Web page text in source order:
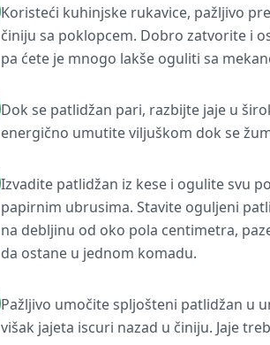
Koristeći kuhinjske rukavice, pažljivo
činiju sa poklopcem. Dobro zatvorite i
pa ćete je mnogo lakše oguliti sa
Dok se patlidžan pari, razbijte jaje u
energično umutite viljuškom dok se
Izvadite patlidžan iz kese i ogulite svu
papirnim ubrusima. Stavite oguljeni
na debljinu od oko pola centimetra,
da ostane u jednom komadu.
Pažljivo umočite spljošteni patlidžan u
višak jajeta iscuri nazad u činiju. Jaje